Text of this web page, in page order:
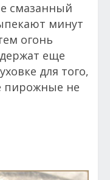
смазанный
минут
огонь
еще
для того,
пирожные не